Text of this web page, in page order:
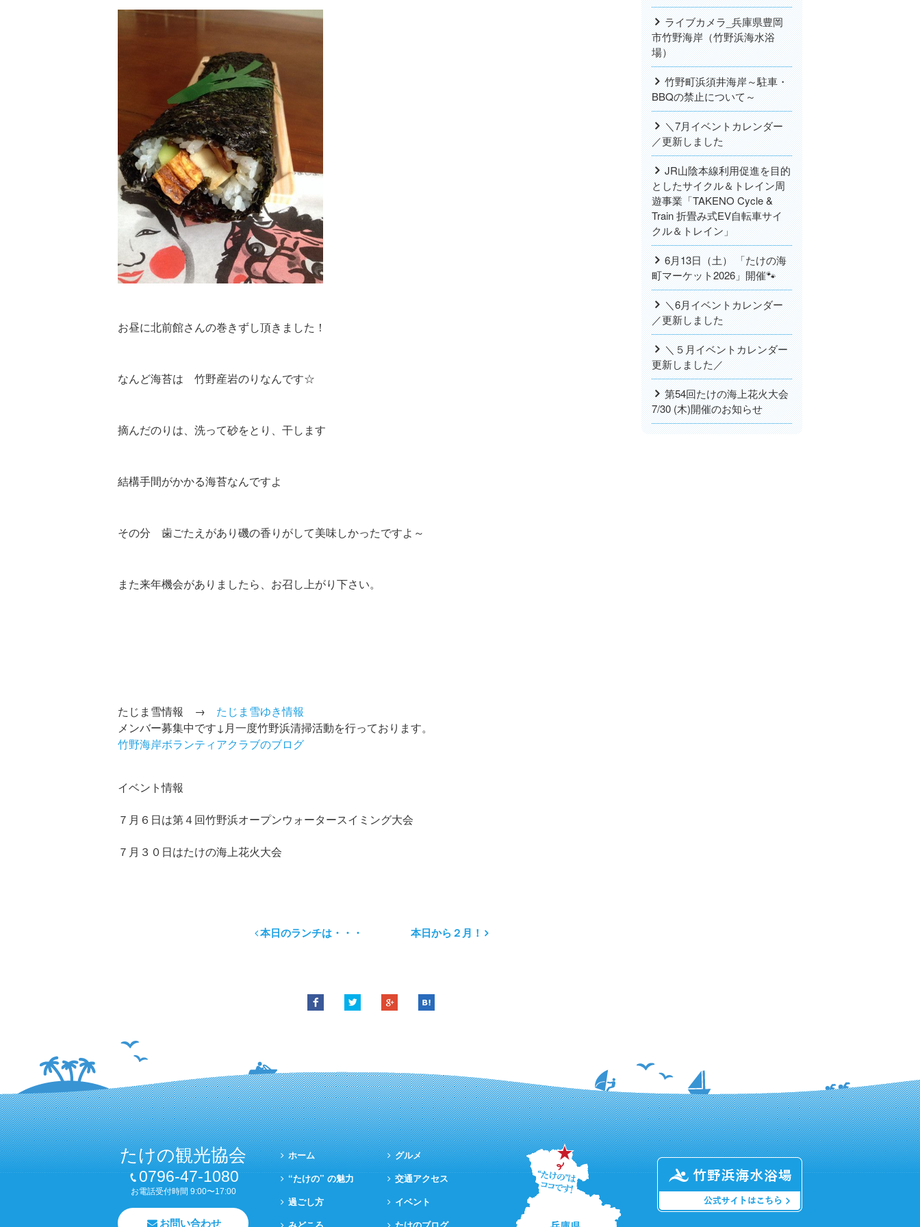
お昼に北前館さんの巻きずし頂きました！
なんど海苔は 竹野産岩のりなんです☆
摘んだのりは、洗って砂をとり、干します
結構手間がかかる海苔なんですよ
その分 歯ごたえがあり磯の香りがして美味しかったですよ～
また来年機会がありましたら、お召し上がり下さい。
たじま雪情報 → たじま雪ゆき情報
メンバー募集中です↓月一度竹野浜清掃活動を行っております。
竹野海岸ボランティアクラブのブログ
イベント情報
７月６日は第４回竹野浜オープンウォータースイミング大会
７月３０日はたけの海上花火大会
本日のランチは・・・ 本日から２月！
ライブカメラ_兵庫県豊岡
市竹野海岸（竹野浜海水浴
場）
竹野町浜須井海岸～駐車・
BBQの禁止について～
＼7月イベントカレンダー
／更新しました
JR山陰本線利用促進を目的
としたサイクル＆トレイン周
遊事業「TAKENO Cycle &
Train 折畳み式EV自転車サイ
クル＆トレイン」
6月13日（土） 「たけの海
町マーケット2026」開催🐾
＼6月イベントカレンダー
／更新しました
＼５月イベントカレンダー
更新しました／
第54回たけの海上花火大会
7/30 (木)開催のお知らせ
たけの観光協会
0796-47-1080
お電話受付時間 9:00〜17:00
お問い合わせ
ホーム
“たけの” の魅力
過ごし方
グルメ
交通アクセス
イベント